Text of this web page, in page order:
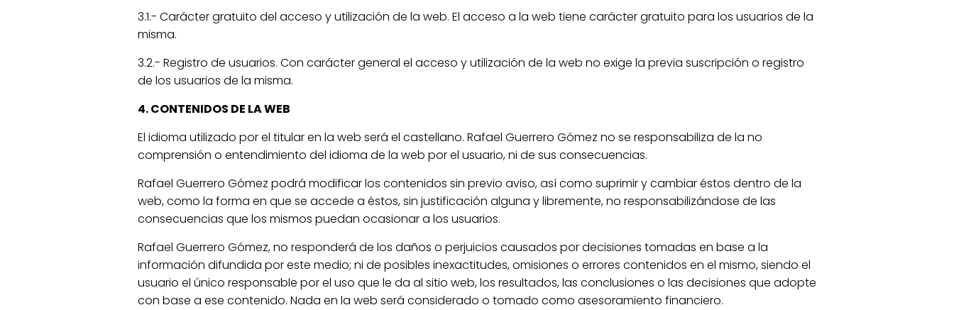
3.1.- Carácter gratuito del acceso y utilización de la web. El acceso a la web tiene carácter gratuito para los usuarios de la
misma.
3.2.- Registro de usuarios. Con carácter general el acceso y utilización de la web no exige la previa suscripción o registro
de los usuarios de la misma.
4. CONTENIDOS DE LA WEB
El idioma utilizado por el titular en la web será el castellano. Rafael Guerrero Gómez no se responsabiliza de la no
comprensión o entendimiento del idioma de la web por el usuario, ni de sus consecuencias.
Rafael Guerrero Gómez podrá modificar los contenidos sin previo aviso, así como suprimir y cambiar éstos dentro de la
web, como la forma en que se accede a éstos, sin justificación alguna y libremente, no responsabilizándose de las
consecuencias que los mismos puedan ocasionar a los usuarios.
Rafael Guerrero Gómez, no responderá de los daños o perjuicios causados por decisiones tomadas en base a la
información difundida por este medio; ni de posibles inexactitudes, omisiones o errores contenidos en el mismo, siendo el
usuario el único responsable por el uso que le da al sitio web, los resultados, las conclusiones o las decisiones que adopte
con base a ese contenido. Nada en la web será considerado o tomado como asesoramiento financiero.